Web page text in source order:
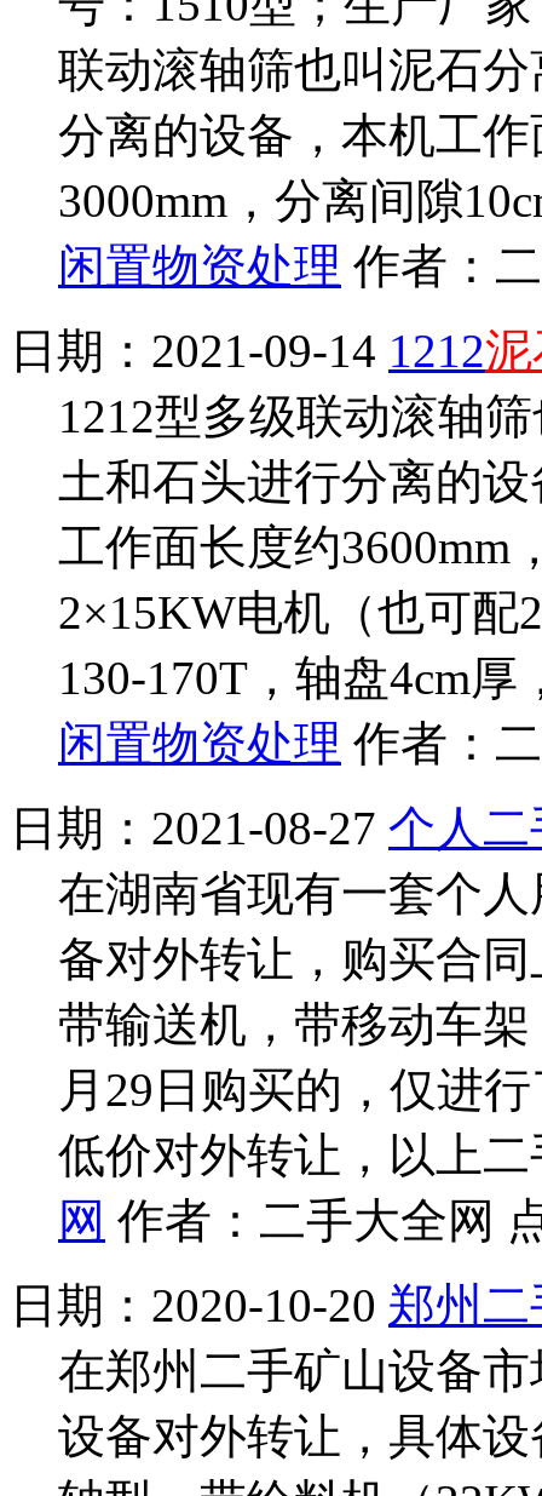
联动滚轴筛也叫泥石
分离的设备，本机工
3000mm，分离间隙
闲置物资处理 作者：
日期：2021-09-14 1212
1212型多级联动滚轴
土和石头进行分离的
工作面长度约3600mm
2×15KW电机（也可配
130-170T，轴盘4cm
闲置物资处理 作者：
日期：2021-08-27 个人
在湖南省现有一套个
备对外转让，购买合
带输送机，带移动车
月29日购买的，仅进
低价对外转让，以上
网 作者：二手大全网
日期：2020-10-20 郑州
在郑州二手矿山设备
设备对外转让，具体